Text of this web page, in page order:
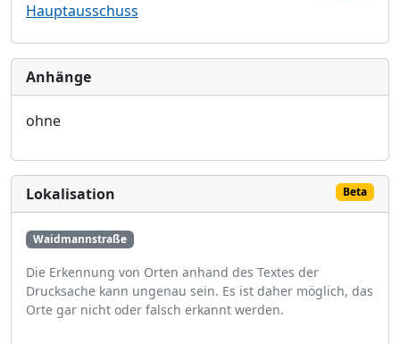
Hauptausschuss
Anhänge
ohne
Lokalisation Beta
Waidmannstraße
Die Erkennung von Orten anhand des Textes der
Drucksache kann ungenau sein. Es ist daher möglich, das
Orte gar nicht oder falsch erkannt werden.